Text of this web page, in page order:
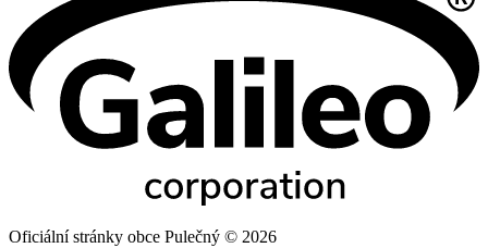
Oficiální stránky obce Pulečný © 2026